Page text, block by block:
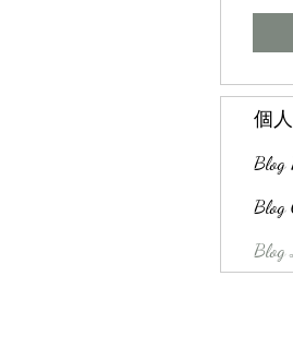
個
Blog
Blog
Blog